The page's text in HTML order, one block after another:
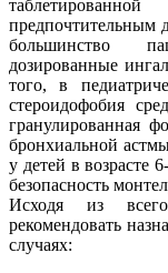
предпочтительным
большинство
дозированные
того, в
стероидофобия
гранулированная
бронхиальной
у детей в возрасте
безопасность
Исходя из
рекомендовать
случаях: